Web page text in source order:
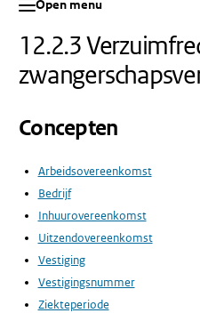
Open menu
12.2.3
Concepten
Arbeidsovereenkomst
Bedrijf
Inhuurovereenkomst
Uitzendovereenkomst
Vestiging
Vestigingsnummer
Ziekteperiode